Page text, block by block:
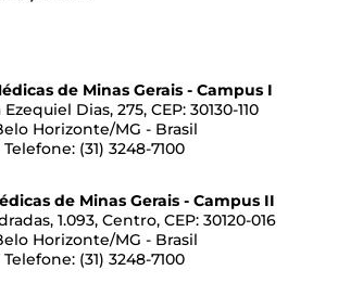
de Minas Gerais - Campus I
Dias, 275, CEP: 30130-110
Horizonte/MG - Brasil
Telefone: (31) 3248-7100
de Minas Gerais - Campus II
1.093, Centro, CEP: 30120-016
Horizonte/MG - Brasil
Telefone: (31) 3248-7100